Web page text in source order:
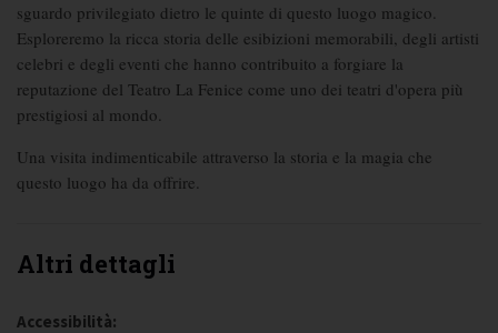
sguardo privilegiato dietro le quinte di questo luogo magico.
Esploreremo la ricca storia delle esibizioni memorabili, degli artisti
celebri e degli eventi che hanno contribuito a forgiare la
reputazione del Teatro La Fenice come uno dei teatri d'opera più
prestigiosi al mondo.
Una visita indimenticabile attraverso la storia e la magia che
questo luogo ha da offrire.
Altri dettagli
Accessibilità: